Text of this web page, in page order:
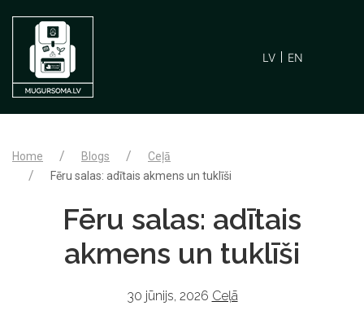
LV EN
Home Blogs
Ceļā
Fēru salas: adītais akmens un tuklīši
Fēru salas: adītais
akmens un tuklīši
30 jūnijs, 2026 Ceļā